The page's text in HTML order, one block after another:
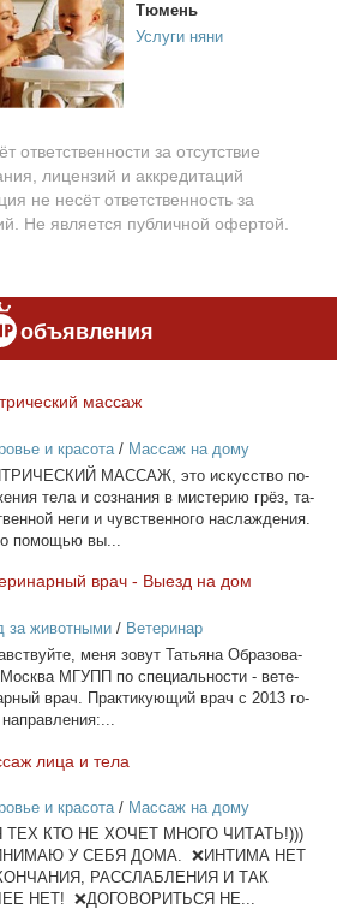
Тюмень
Услуги няни
ответственности за отсутствие
лицензий и аккредитаций
не несёт ответственность за
Не является публичной офертой.
объявления
мас­саж
и красота/ Массаж на дому
МАССАЖ, это ис­кус­ство по­
те­ла и со­зна­ния в ми­сте­рию грёз, та­
неги и чув­ствен­но­го на­сла­жде­ния.
по­мо­щью вы...
врач - Вы­езд на дом
за животными/ Ветеринар
ме­ня зо­вут Та­тья­на Об­ра­зо­ва­
МГУПП по спе­ци­аль­но­сти - ве­те­
врач. Прак­ти­ку­ю­щий врач с 2013 го­
ли­ца и те­ла
и красота/ Массаж на дому
ТЕХ КТО НЕ ХОЧЕТ МНОГО ЧИТАТЬ!)))
У СЕБЯ ДОМА. ❌ИНТИМА НЕТ
РАССЛАБЛЕНИЯ И ТАК
НЕТ! ❌ДОГОВОРИТЬСЯ НЕ...